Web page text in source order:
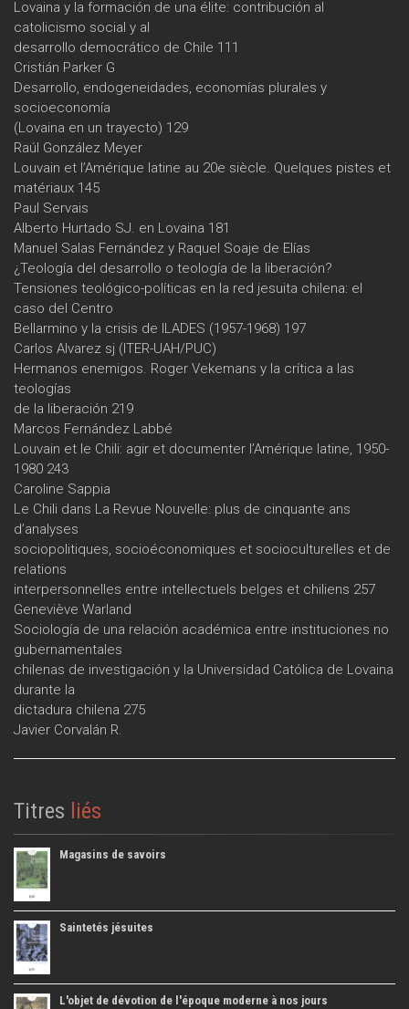
Lovaina y la formación de una élite: contribución al
catolicismo social y al
desarrollo democrático de Chile 111
Cristián Parker G
Desarrollo, endogeneidades, economías plurales y
socioeconomía
(Lovaina en un trayecto) 129
Raúl González Meyer
Louvain et l’Amérique latine au 20e siècle. Quelques pistes et
matériaux 145
Paul Servais
Alberto Hurtado SJ. en Lovaina 181
Manuel Salas Fernández y Raquel Soaje de Elías
¿Teología del desarrollo o teología de la liberación?
Tensiones teológico-políticas en la red jesuita chilena: el
caso del Centro
Bellarmino y la crisis de ILADES (1957-1968) 197
Carlos Alvarez sj (ITER-UAH/PUC)
Hermanos enemigos. Roger Vekemans y la crítica a las
teologías
de la liberación 219
Marcos Fernández Labbé
Louvain et le Chili: agir et documenter l’Amérique latine, 1950-
1980 243
Caroline Sappia
Le Chili dans La Revue Nouvelle: plus de cinquante ans
d’analyses
sociopolitiques, socioéconomiques et socioculturelles et de
relations
interpersonnelles entre intellectuels belges et chiliens 257
Geneviève Warland
Sociología de una relación académica entre instituciones no
gubernamentales
chilenas de investigación y la Universidad Católica de Lovaina
durante la
dictadura chilena 275
Javier Corvalán R.
Titres liés
Magasins de savoirs
Saintetés jésuites
L'objet de dévotion de l'époque moderne à nos jours